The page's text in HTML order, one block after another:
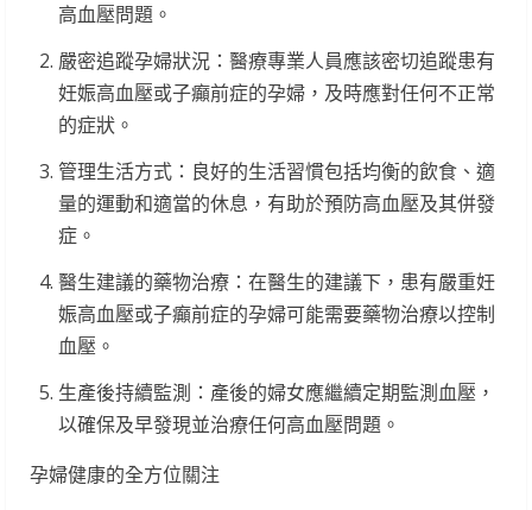
高血壓問題。
嚴密追蹤孕婦狀況：醫療專業人員應該密切追蹤患有
妊娠高血壓或子癲前症的孕婦，及時應對任何不正常
的症狀。
管理生活方式：良好的生活習慣包括均衡的飲食、適
量的運動和適當的休息，有助於預防高血壓及其併發
症。
醫生建議的藥物治療：在醫生的建議下，患有嚴重妊
娠高血壓或子癲前症的孕婦可能需要藥物治療以控制
血壓。
生產後持續監測：產後的婦女應繼續定期監測血壓，
以確保及早發現並治療任何高血壓問題。
孕婦健康的全方位關注